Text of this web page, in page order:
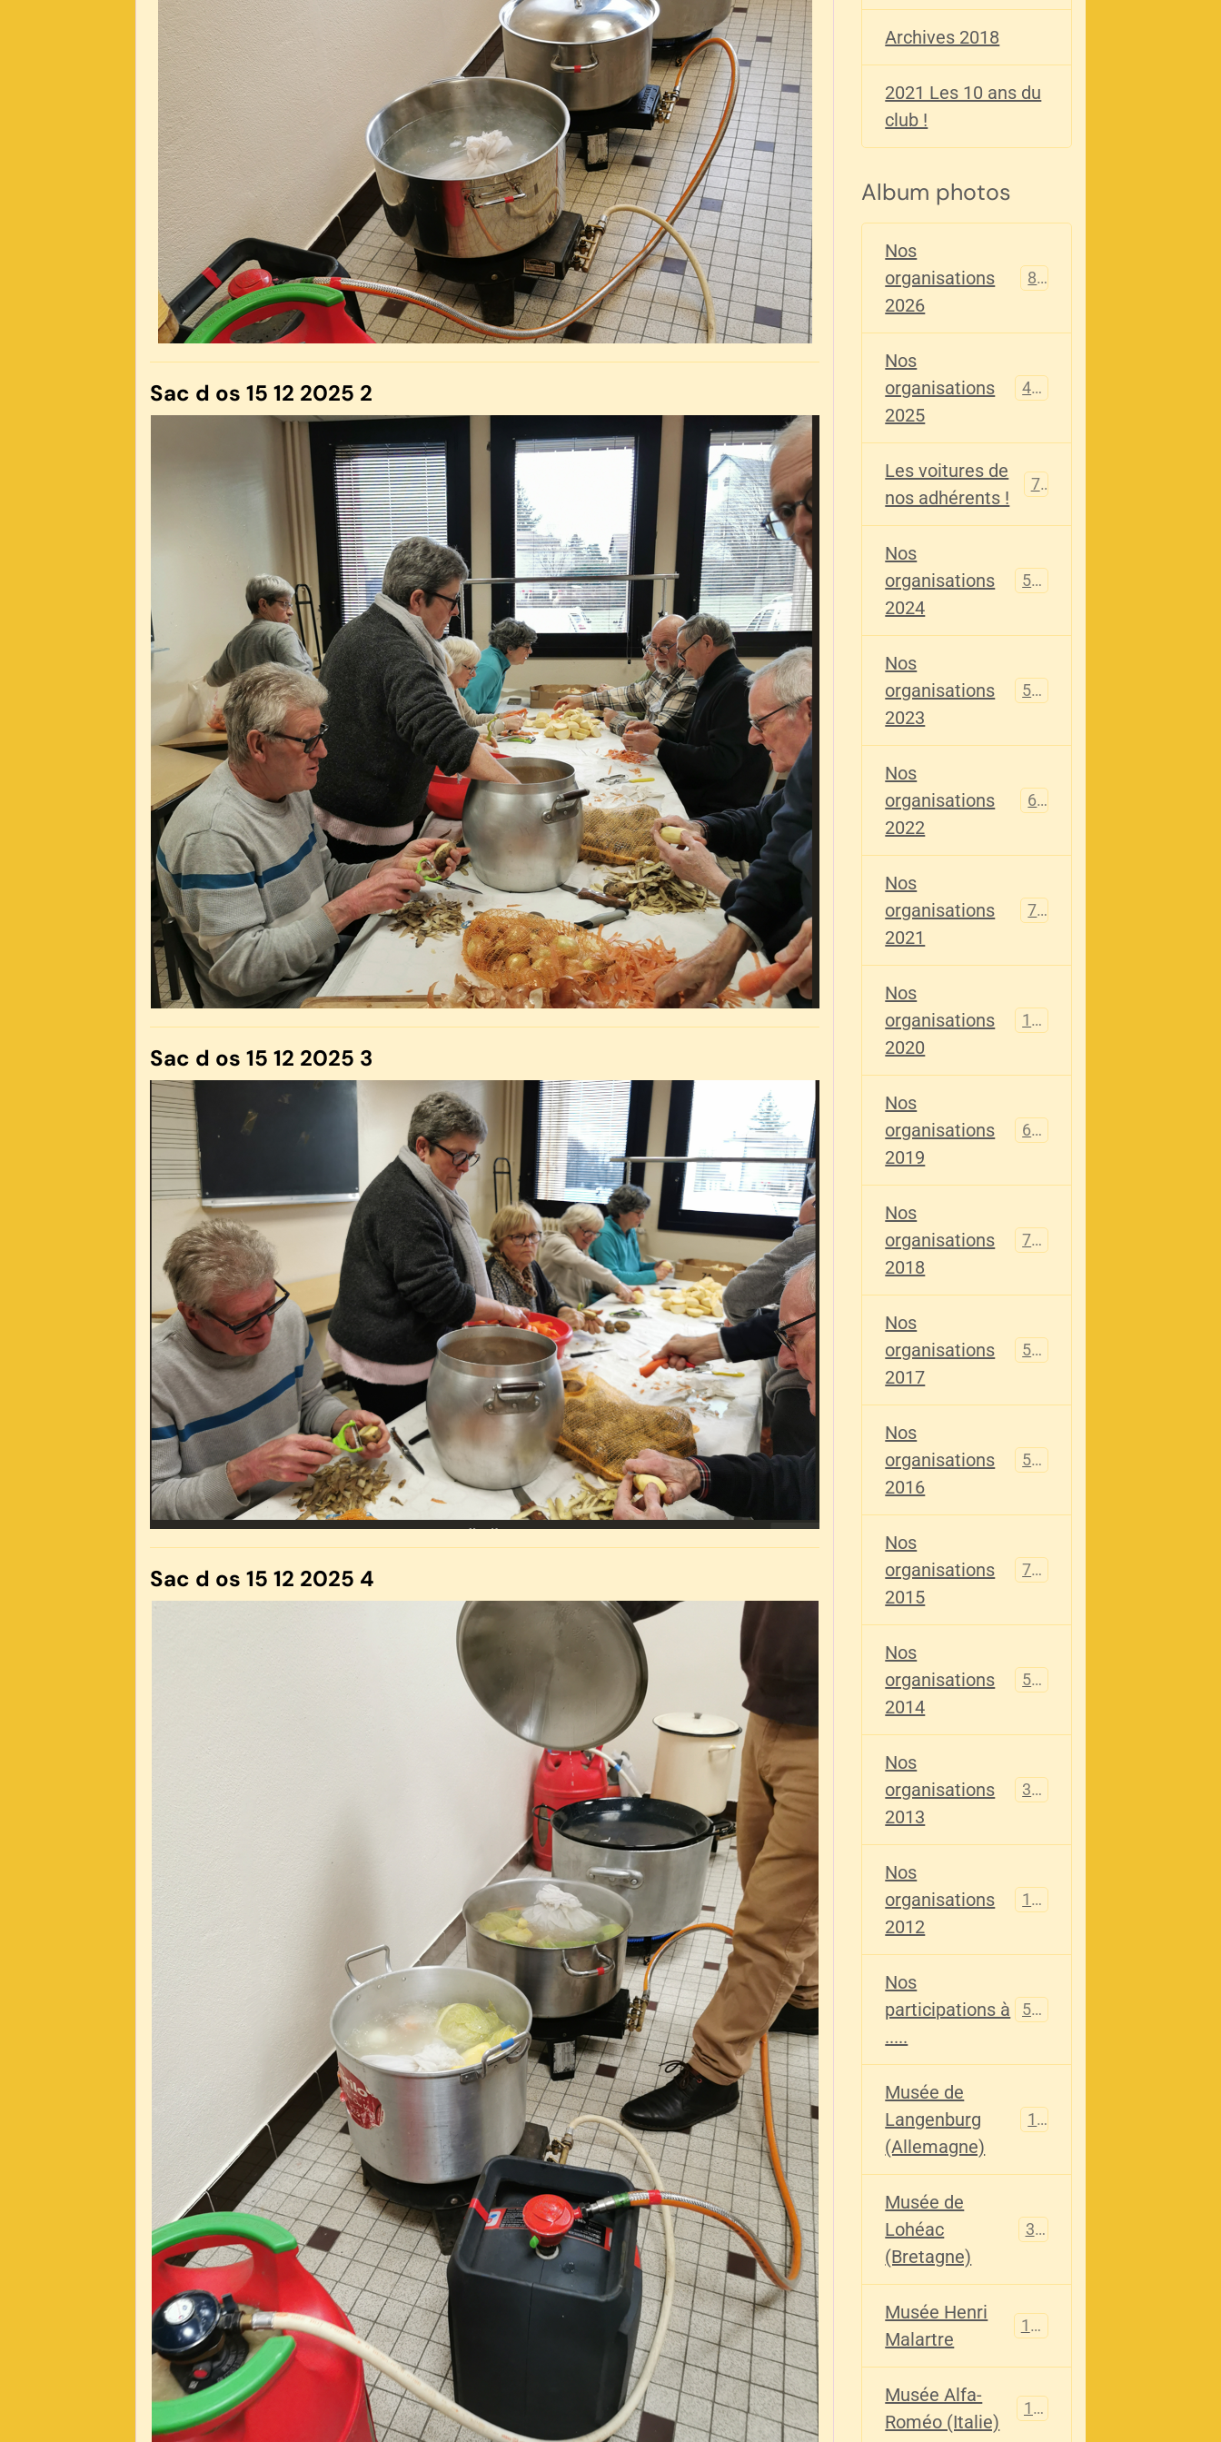
Sac d os 15 12 2025 2
Sac d os 15 12 2025 3
Sac d os 15 12 2025 4
Archives 2018
2021 Les 10 ans du
club !
Album photos
Nos
organisations
2026
82
Nos
organisations
2025
405
Les voitures de
nos adhérents !
73
Nos
organisations
2024
587
Nos
organisations
2023
567
Nos
organisations
2022
61
Nos
organisations
2021
79
Nos
organisations
2020
121
Nos
organisations
2019
696
Nos
organisations
2018
741
Nos
organisations
2017
555
Nos
organisations
2016
520
Nos
organisations
2015
776
Nos
organisations
2014
516
Nos
organisations
2013
344
Nos
organisations
2012
155
Nos
participations à
.....
563
Musée de
Langenburg
(Allemagne)
113
Musée de
Lohéac
(Bretagne)
321
Musée Henri
Malartre
136
Musée Alfa-
Roméo (Italie)
107